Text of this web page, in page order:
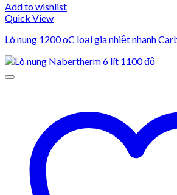
Add to wishlist
Quick View
Lò nung 1200 oC loại gia nhiệt nhanh